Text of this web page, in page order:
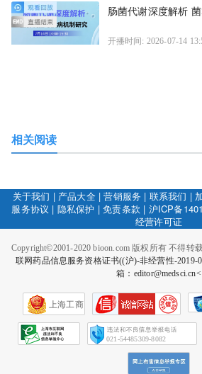
肠菌代谢深度解析
开播时间: 2026-07-14
相关阅读
关于我们 | 产品大全|营销服务 | 联系我们 |
服务协议 | 隐私保护 |免责条款 | 沪ICP备
经营许可证
Copyright©2001-2020 bioon.com 版权所有 不得转
联网药品信息服务资格证书((沪)-非经营性-2019-
箱：editor@medsci.cn<
上海工商
021-54485309-8082